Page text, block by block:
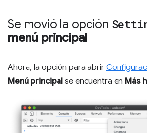
Se movió la opción
menú principal
Ahora, la opción para abrir
Menú principal se encuentra en Más